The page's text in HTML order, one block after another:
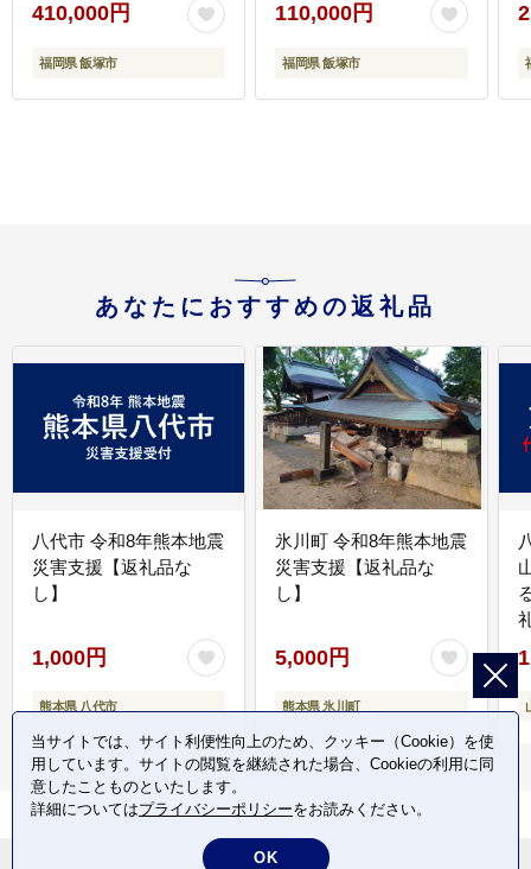
410,000円
福岡県 飯塚市
110,000円
福岡県 飯塚市
あなたにおすすめの返礼品
八代市 令和8年熊本地震
災害支援【返礼品な
し】
1,000円
熊本県 八代市
氷川町 令和8年熊本地震
災害支援【返礼品な
し】
5,000円
熊本県 氷川町
当サイトでは、サイト利便性向上のため、クッキー（Cookie）を使
用しています。サイトの閲覧を継続された場合、Cookieの利用に同
意したことものといたします。
詳細についてはプライバシーポリシーをお読みください。
OK